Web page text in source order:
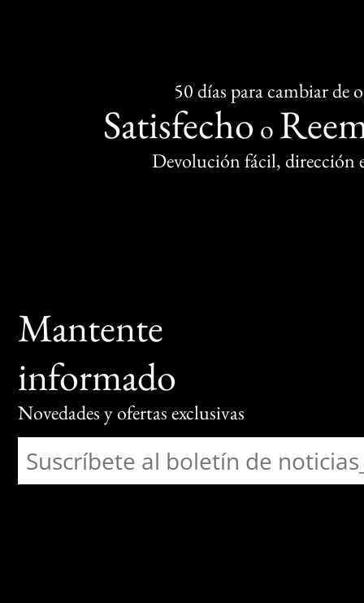
50 días para cambiar de
Satisfecho o
Devolución fácil, dirección
Mantente
informado
Novedades y ofertas exclusivas